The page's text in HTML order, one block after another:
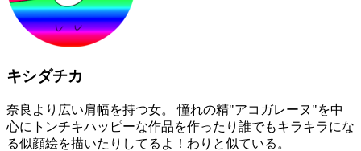
キシダチカ
奈良より広い肩幅を持つ女。 憧れの精"アコガレーヌ"を中
心にトンチキハッピーな作品を作ったり誰でもキラキラにな
る似顔絵を描いたりしてるよ！わりと似ている。